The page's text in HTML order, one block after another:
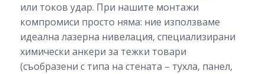
или токов удар. При нашите монтажи
компромиси просто няма: ние използваме
идеална лазерна нивелация, специализирани
химически анкери за тежки товари
(съобразени с типа на стената – тухла, панел,